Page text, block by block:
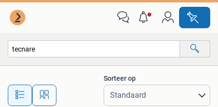
Alle afstanden…
Sorteer op